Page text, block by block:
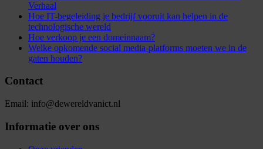
Verhaal
Hoe IT-begeleiding je bedrijf vooruit kan helpen in de
technologische wereld
Hoe verkoop je een domeinnaam?
Welke opkomende social media-platforms moeten we in de
gaten houden?
Contact
Email: info@dewereldvanict.nl
Informatie over ons